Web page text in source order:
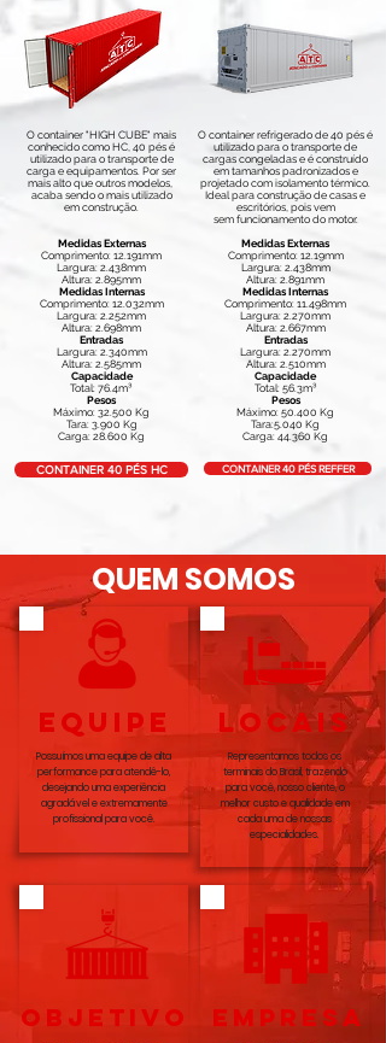
O container "HIGH CUBE" mais
conhecido como HC, 40 pés é
utilizado para o transporte de
carga e equipamentos. Por ser
mais alto que outros modelos,
acaba sendo o mais utilizado
em construção.
Medidas Externas
Comprimento: 12.191mm
Largura: 2.438mm
Altura: 2.895mm
Medidas Internas
Comprimento: 12.032mm
Largura: 2.252mm
Altura: 2.698mm
Entradas
Largura: 2.340mm
Altura: 2.585mm
Capacidade
Total: 76.4m³
Pesos
Máximo: 32.500 Kg
Tara: 3.900 Kg
Carga: 28.600 Kg
O container refrigerado de 40 pés é
utilizado para o transporte de
cargas congeladas e é construído
em tamanhos padronizados e
projetado com isolamento térmico.
Ideal para construção de casas e
escritórios, pois vem
sem funcionamento do motor.
Medidas Externas
Comprimento: 12.19mm
Largura: 2.438mm
Altura: 2.891mm
Medidas Internas
Comprimento: 11.498mm
Largura: 2.270mm
Altura: 2.667mm
Entradas
Largura: 2.270mm
Altura: 2.510mm
Capacidade
Total: 56.3m³
Pesos
Máximo: 50.400 Kg
Tara:5.040 Kg
Carga: 44.360 Kg
CONTAINER 40 PÉS HC CONTAINER 40 PÉS REFFER
QUEM SOMOS
equipe
Possuímos uma equipe de alta
performance para atendê-lo,
desejando uma experiência
agradável e extremamente
profissional para você.
LOCAIS
Representamos todos os
terminais do Brasil, trazendo
para você, nosso cliente, o
melhor custo e qualidade em
cada uma de nossas
especialidades.
OBJETIVO EMPRESA